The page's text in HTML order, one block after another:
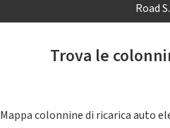
Road
Trova le
Mappa colonnine di ricarica auto